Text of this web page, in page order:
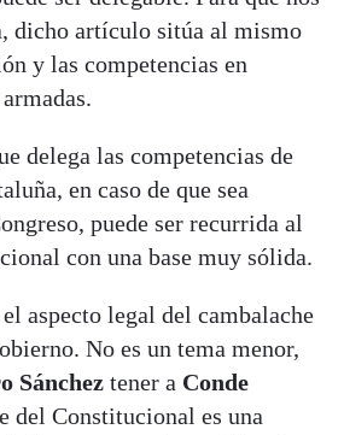
dicho artículo sitúa al mismo
y las competencias en
delega las competencias de
en caso de que sea
puede ser recurrida al
con una base muy sólida.
aspecto legal del cambalache
No es un tema menor,
Sánchez tener a Conde
del Constitucional es una